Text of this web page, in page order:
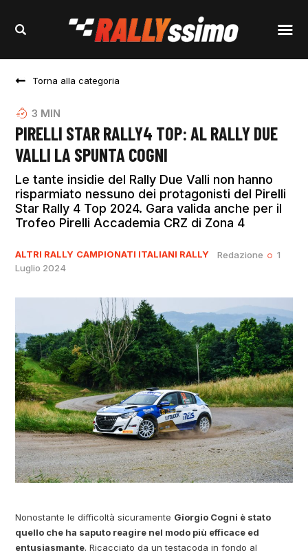
Torna alla categoria
3 MIN
PIRELLI STAR RALLY4 TOP: AL RALLY DUE
VALLI LA SPUNTA COGNI
Le tante insidie del Rally Due Valli non hanno
risparmiato nessuno dei protagonisti del Pirelli
Star Rally 4 Top 2024. Gara valida anche per il
Trofeo Pirelli Accademia CRZ di Zona 4
ALTRI RALLY CAMPIONATI ITALIANI RALLY Redazione
1
Luglio 2024
Nonostante le difficoltà sicuramente Giorgio Cogni è stato
quello che ha saputo reagire nel modo più efficace ed
entusiasmante. Ricacciato da un testacoda in fondo al